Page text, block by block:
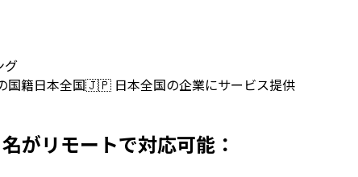
グ
国籍日本全国🇯🇵 日本全国の企業にサービス提供
がリモートで対応可能：